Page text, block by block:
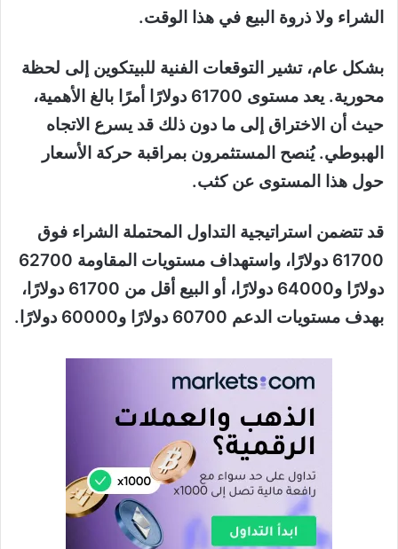
الشراء ولا ذروة البيع في هذا الوقت.
بشكل عام، تشير التوقعات الفنية للبيتكوين إلى لحظة
محورية. يعد مستوى 61700 دولارًا أمرًا بالغ الأهمية،
حيث أن الاختراق إلى ما دون ذلك قد يسرع الاتجاه
الهبوطي. يُنصح المستثمرون بمراقبة حركة الأسعار
حول هذا المستوى عن كثب.
قد تتضمن استراتيجية التداول المحتملة الشراء فوق
61700 دولارًا، واستهداف مستويات المقاومة 62700
دولارًا و64000 دولارًا، أو البيع أقل من 61700 دولارًا،
بهدف مستويات الدعم 60700 دولارًا و60000 دولارًا.